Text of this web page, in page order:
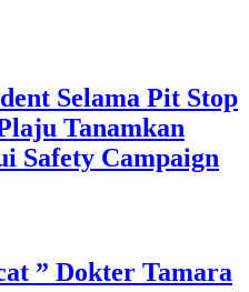
Selama Pit Stop
Tanamkan
Safety Campaign
” Dokter Tamara